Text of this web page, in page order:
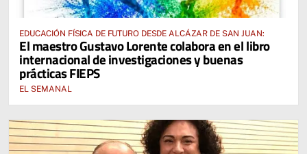
EDUCACIÓN FÍSICA DE FUTURO DESDE ALCÁZAR DE SAN JUAN:
El maestro Gustavo Lorente colabora en el libro
internacional de investigaciones y buenas
prácticas FIEPS
EL SEMANAL